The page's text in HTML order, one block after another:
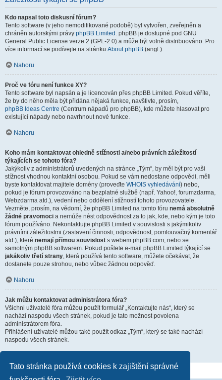
Tato stránka používá cookies k zajištění správné
Kdo napsal toto diskusní fórum?
Tento software (v jeho nemodifikované podobě) byl vytvořen, zveřejněn a
chráněn autorskými právy phpBB Limited . phpBB je dostupné pod GNU
General Public License verze 2 (GPL-2.0) a může být volně distribuováno. Pro
více informací se podívejte na stránku About phpBB (angl.).
Nahoru
Proč ve fóru není funkce XY?
Tento software byl napsán a je licencován přes phpBB Limited. Pokud věříte,
že by do něho měla být přidána nějaká funkce, navštivte, prosím,
phpBB Ideas Centre (Centrum nápadů pro phpBB), kde můžete hlasovat pro
existující nápady nebo navrhnout nové funkce.
Nahoru
Koho mám kontaktovat ohledně stížnosti a/nebo právních záležitostí
týkajících se tohoto fóra?
Jakýkoliv z administrátorů uvedených na stránce „Tým“, by měl být pro vaši
stížnost vhodnou kontaktní osobou. Pokud se vám nedostane odpovědi, měli
byste kontaktovat majitele domény (proveďte WHOIS vyhledávání) nebo,
pokud je fórum provozováno na bezplatné službě (např. Yahoo!, forumzdarma,
Webzdarma atd.), vedení nebo oddělení stížností tohoto provozovatele.
Vezměte, prosím, na vědomí, že phpBB Limited na tomto fóru nemá absolutně
žádné pravomoci a nemůže nést odpovědnost za to jak, kde, nebo kým je toto
fórum používáno. Nekontaktujte phpBB Limited v souvislosti s jakýmikoliv
právními záležitostmi (zastavení činnosti, odpovědnost, pomlouvačný komentář
atd.), které nemají přímou souvislost s webem phpBB.com, nebo se
samotným phpBB softwarem. Pokud pošlete e-mail phpBB Limited týkající se
jakákoliv třetí strany, která používá tento software, můžete očekávat, že
dostanete pouze strohou, nebo vůbec žádnou odpověď.
Nahoru
Jak můžu kontaktovat administrátora fóra?
Všichni uživatelé fóra můžou použít formulář „Kontaktujte nás“, který se
nachází naspodu všech stránek, pokud je tato možnost povolena
administrátorem fóra.
Přihlášení uživatelé můžou také použít odkaz „Tým“, který se také nachází
naspodu všech stránek.